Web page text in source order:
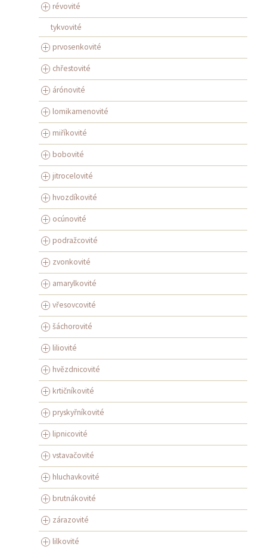
révovité
tykvovité
prvosenkovité
chřestovité
árónovité
lomikamenovité
miříkovité
bobovité
jitrocelovité
hvozdíkovité
ocúnovité
podražcovité
zvonkovité
amarylkovité
vřesovcovité
šáchorovité
liliovité
hvězdnicovité
krtičníkovité
pryskyřníkovité
lipnicovité
vstavačovité
hluchavkovité
brutnákovité
zárazovité
lilkovité